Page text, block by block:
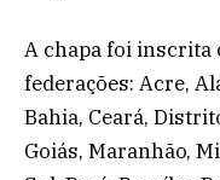
A chapa foi inscrita
federações: Acre,
Bahia, Ceará,
Goiás, Maranhão,